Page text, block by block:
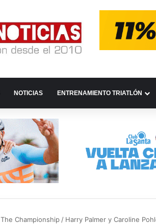
NOTICIAS ENTRENAMIENTO TRIATLÓN
The Championship / Harry Palmer y Caroline